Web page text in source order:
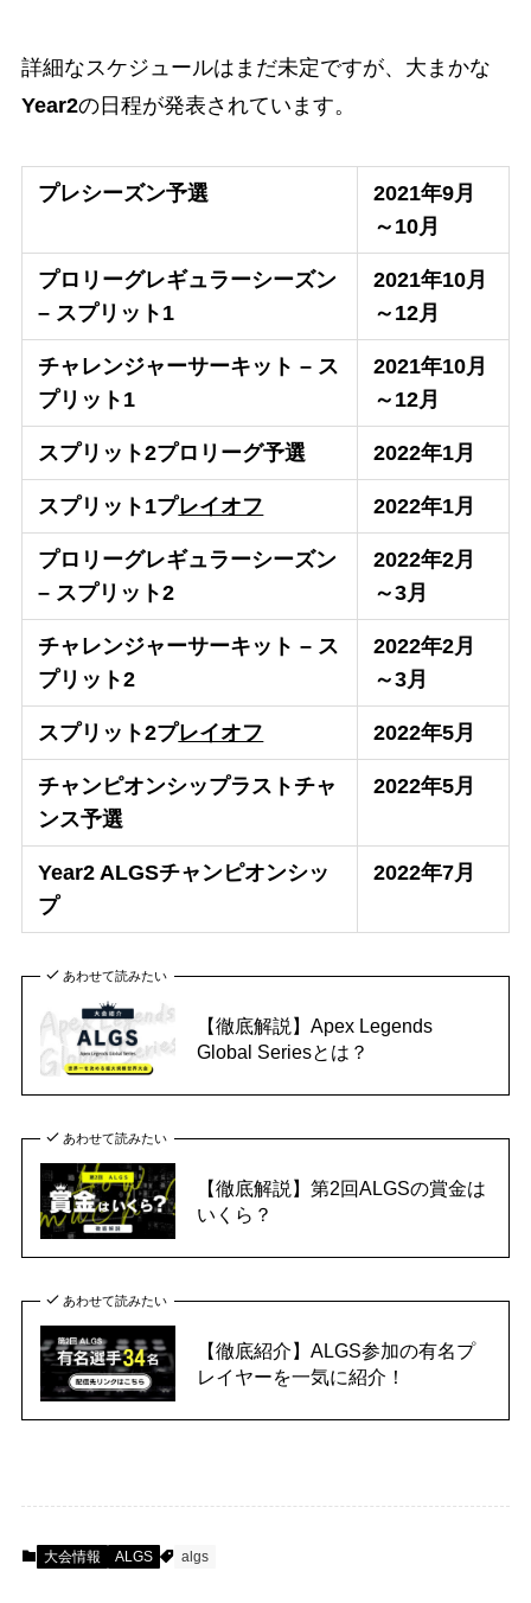
詳細なスケジュールはまだ未定ですが、大まかな
Year2の日程が発表されています。
プレシーズン予選
2021年9月
～10月
プロリーグレギュラーシーズン
– スプリット1
2021年10月
～12月
チャレンジャーサーキット – ス
プリット1
2021年10月
～12月
スプリット2プロリーグ予選 2022年1月
スプリット1プレイオフ 2022年1月
プロリーグレギュラーシーズン
– スプリット2
2022年2月
～3月
チャレンジャーサーキット – ス
プリット2
2022年2月
～3月
スプリット2プレイオフ 2022年5月
チャンピオンシップラストチャ
ンス予選
2022年5月
Year2 ALGSチャンピオンシッ
プ
2022年7月
あわせて読みたい
【徹底解説】Apex Legends
Global Seriesとは？
あわせて読みたい
【徹底解説】第2回ALGSの賞金は
いくら？
あわせて読みたい
【徹底紹介】ALGS参加の有名プ
レイヤーを一気に紹介！
大会情報 ALGS algs